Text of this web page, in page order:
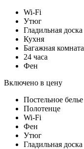
Wi-Fi
Утюг
Гладильная доска
Кухня
Багажная комната
24 часа
Фен
Включено в цену
Постельное белье
Полотенце
Wi-Fi
Фен
Утюг
Гладильная доска